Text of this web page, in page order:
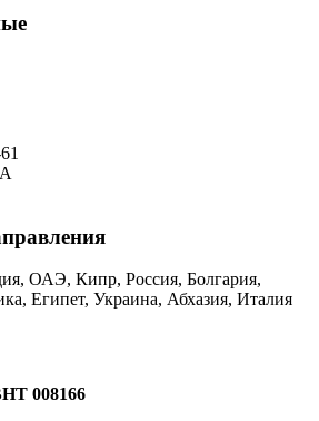
ОАЭ, Кипр, Россия, Болгария,
Египет, Украина, Абхазия, Италия
008166